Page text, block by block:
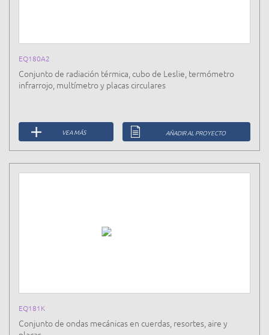
EQ180A2
Conjunto de radiación térmica, cubo de Leslie, termómetro
infrarrojo, multímetro y placas circulares
VEA MÁS AÑADIR AL PROYECTO
EQ181K
Conjunto de ondas mecánicas en cuerdas, resortes, aire y